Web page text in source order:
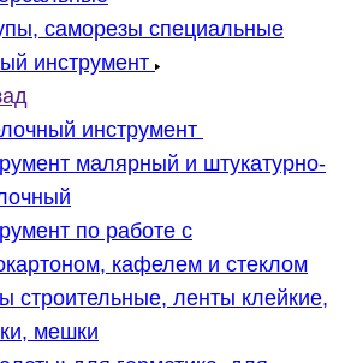
саморезы специальные
инструмент
инструмент
малярный и штукатурно-
по работе с
кафелем и стеклом
строительные, ленты клейкие,
мешки